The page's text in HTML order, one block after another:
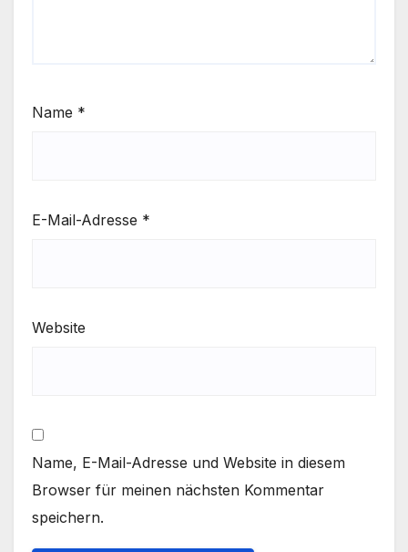
Name *
E-Mail-Adresse *
Website
Name, E-Mail-Adresse und Website in diesem
Browser für meinen nächsten Kommentar
speichern.